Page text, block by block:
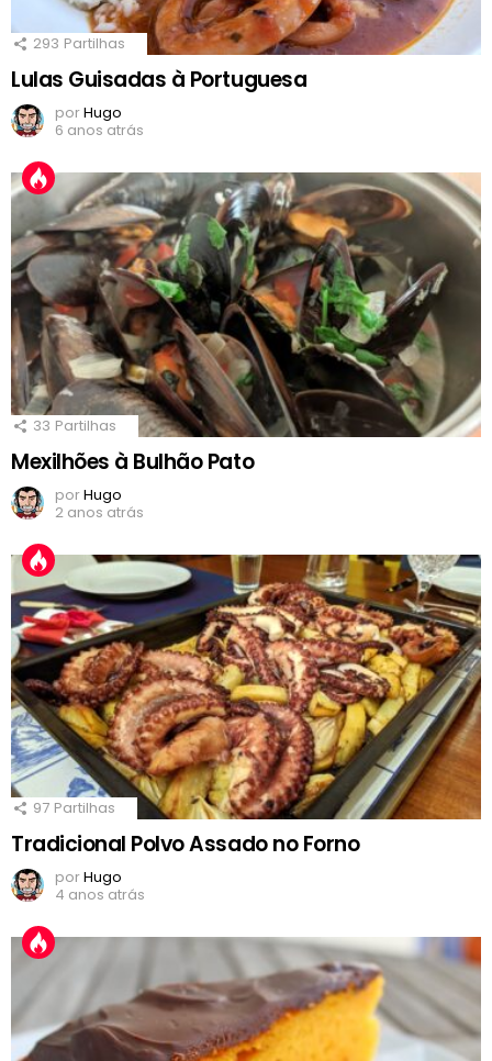
293 Partilhas
Lulas Guisadas à Portuguesa
porHugo
6 anos atrás
33 Partilhas
Mexilhões à Bulhão Pato
porHugo
2 anos atrás
97 Partilhas
Tradicional Polvo Assado no Forno
porHugo
4 anos atrás